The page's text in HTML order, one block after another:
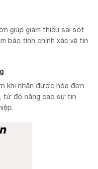
giúp giảm thiểu sai sót
bảo tính chính xác và tin
khi nhận được hóa đơn
từ đó nâng cao sự tin